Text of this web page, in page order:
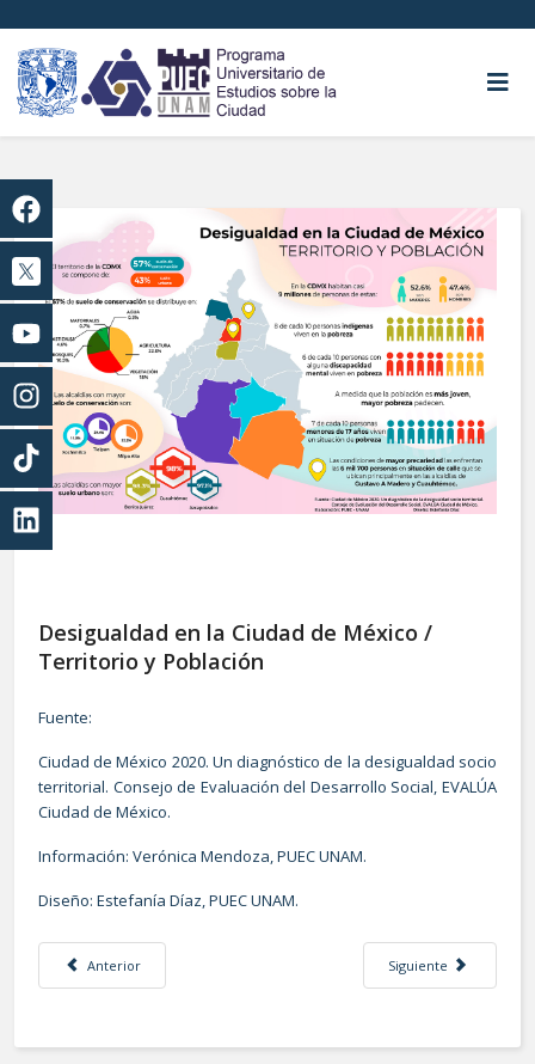
Desigualdad en la Ciudad de México /
Territorio y Población
Fuente:
Ciudad de México 2020. Un diagnóstico de la desigualdad socio
territorial. Consejo de Evaluación del Desarrollo Social, EVALÚA
Ciudad de México.
Información: Verónica Mendoza, PUEC UNAM.
Diseño: Estefanía Díaz, PUEC UNAM.
Artículo anterior: Desigualdad en la Ciudad de México / Vivienda
Anterior Artículo siguiente:
Siguiente